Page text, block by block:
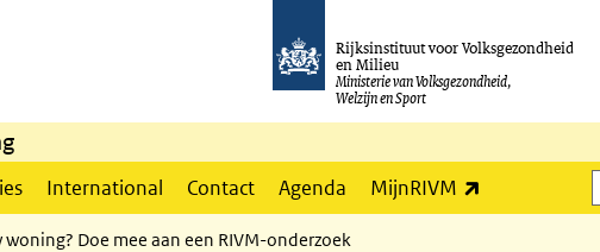
Rijksinstituut voor Volksgezondheid
en Milieu
Ministerie van Volksgezondheid,
Welzijn en Sport
International Contact Agenda MijnRIVM
Doe mee aan een RIVM-onderzoek